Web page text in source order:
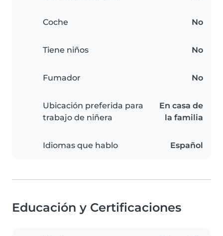
Coche No
Tiene niños No
Fumador No
Ubicación preferida para
trabajo de niñera
En casa de
la familia
Idiomas que hablo Español
Educación y Certificaciones